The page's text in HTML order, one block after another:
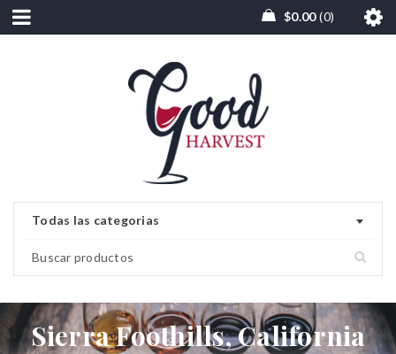
$0.00 0
Todas las categorias
Sierra Foothills, California